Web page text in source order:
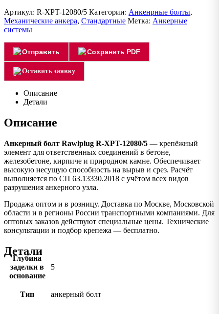
Артикул: R-XPT-12080/5 Категории: Анкенрные болты,
Механические анкера, Стандартные Метка: Анкерные
системы
Отправить Сохранить PDF
Оставить заявку
Описание
Детали
Описание
Анкерный болт Rawlplug R-XPT-12080/5 — крепёжный
элемент для ответственных соединений в бетоне,
железобетоне, кирпиче и природном камне. Обеспечивает
высокую несущую способность на вырыв и срез. Расчёт
выполняется по СП 63.13330.2018 с учётом всех видов
разрушения анкерного узла.
Продажа оптом и в розницу. Доставка по Москве, Московской
области и в регионы России транспортными компаниями. Для
оптовых заказов действуют специальные цены. Технические
консультации и подбор крепежа — бесплатно.
Детали
Глубина
заделки в
основание
5
Тип анкерный болт